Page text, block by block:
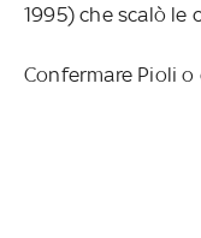
1995) che scalò le
Confermare Pioli